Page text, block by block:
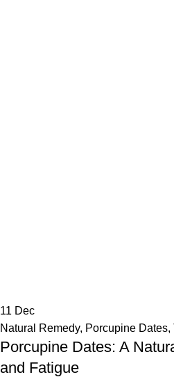
11 Dec
Natural Remedy, Porcupine Dates,
Porcupine Dates: A
and Fatigue